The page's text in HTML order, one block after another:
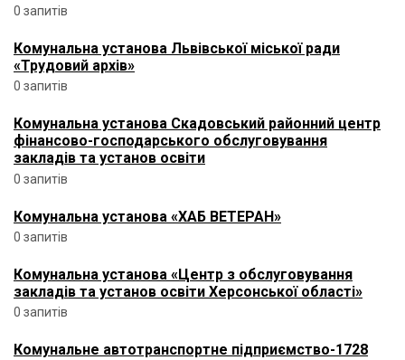
0 запитів
Комунальна установа Львівської міської ради
«Трудовий архів»
0 запитів
Комунальна установа Скадовський районний центр
фінансово-господарського обслуговування
закладів та установ освіти
0 запитів
Комунальна установа «ХАБ ВЕТЕРАН»
0 запитів
Комунальна установа «Центр з обслуговування
закладів та установ освіти Херсонської області»
0 запитів
Комунальне автотранспортне підприємство-1728